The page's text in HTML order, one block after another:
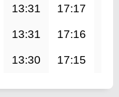
13:31 17:17
13:31 17:16
13:30 17:15